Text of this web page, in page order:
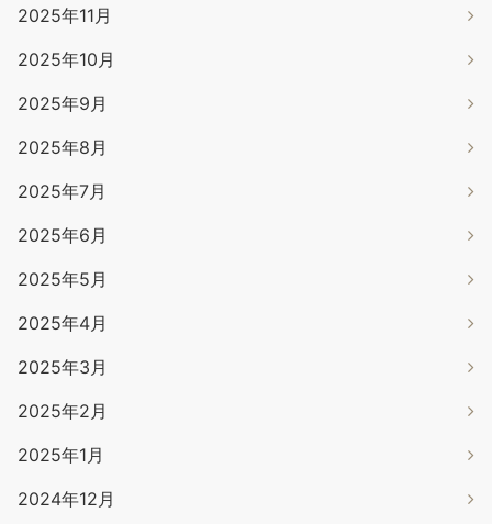
2025年11月
2025年10月
2025年9月
2025年8月
2025年7月
2025年6月
2025年5月
2025年4月
2025年3月
2025年2月
2025年1月
2024年12月